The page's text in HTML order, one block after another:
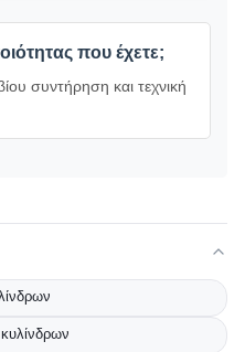
που έχετε;
συντήρηση και τεχνική